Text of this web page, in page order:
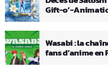
Gift-o’-
Wasabi : la
fans d’anime en